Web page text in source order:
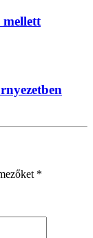
mellett
*